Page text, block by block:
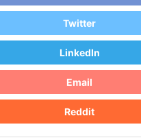
Twitter
LinkedIn
Email
Reddit